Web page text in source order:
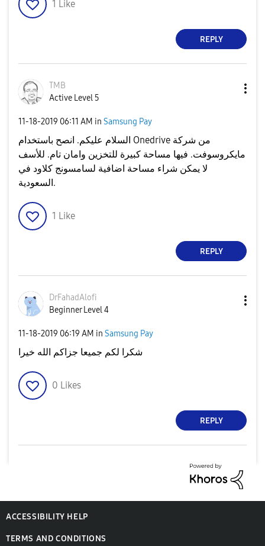
1 Like
REPLY
TMB
Active Level 5
‎11-18-2019 06:11 AM in Samsung Pay
السلام عليكم. انصح باستخدام Onedrive من شركة
مايكروسوفت. فيها مساحة كبيرة للتخزين وامان تام. للأسف
لا يمكن شراء مساحة اضافية لسامسونج كلاود في
السعودية.
1 Like
REPLY
DrFahadAlofi
Beginner Level 4
‎11-18-2019 06:19 AM in Samsung Pay
شكرا لكم جميعا جزاكم الله خيرا
0 Likes
REPLY
ACCESSIBILITY HELP
TERMS AND CONDITIONS